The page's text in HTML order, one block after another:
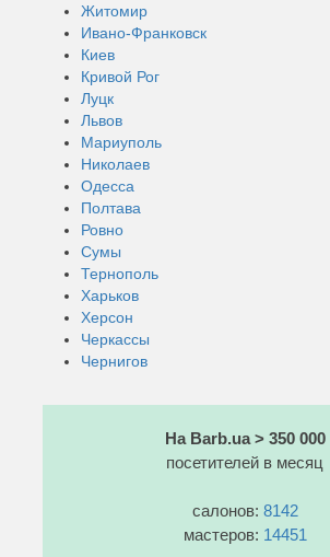
Житомир
Ивано-Франковск
Киев
Кривой Рог
Луцк
Львов
Мариуполь
Николаев
Одесса
Полтава
Ровно
Сумы
Тернополь
Харьков
Херсон
Черкассы
Чернигов
На Barb.ua > 350 000
посетителей в месяц
салонов: 8142
мастеров: 14451